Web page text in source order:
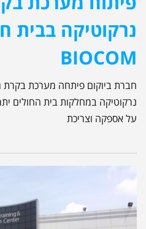
נרקוטיקה בבית
BIOCOM
חברת ביוקום פיתחה מערכת בקרת
נרקוטיקה במחלקות בית החולים
על אספקה וצריכת